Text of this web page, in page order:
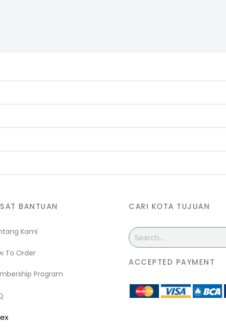
BANTUAN
Kami
To Order
Program
CARI KOTA TUJUAN
Search
ACCEPTED PAYMENT